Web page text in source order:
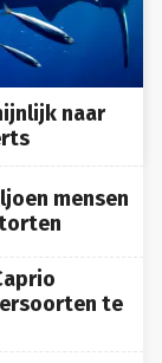
naar
mensen
te